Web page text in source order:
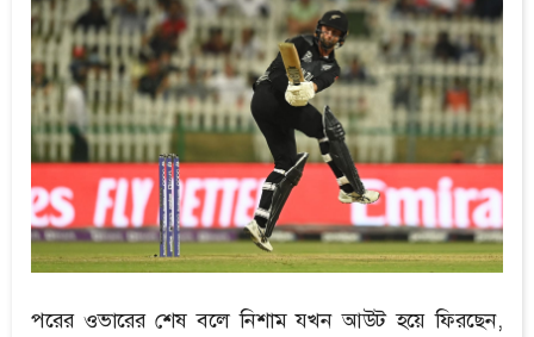
পরের ওভারের শেষ বলে নিশাম যখন আউট হয়ে ফিরছেন,